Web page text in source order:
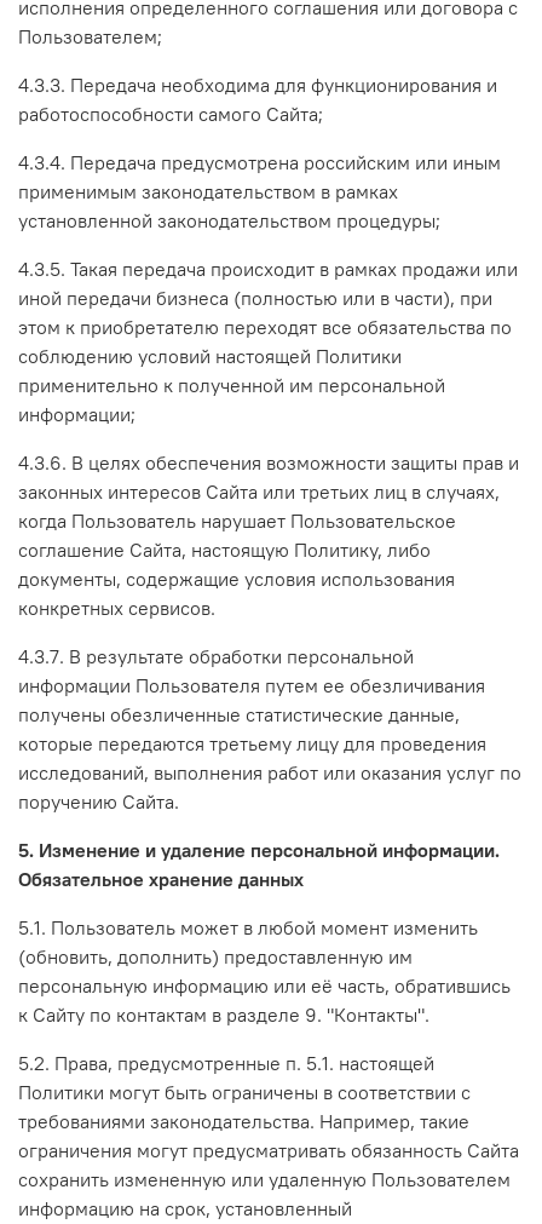
исполнения определенного соглашения или договора с
Пользователем;
4.3.3. Передача необходима для функционирования и
работоспособности самого Сайта;
4.3.4. Передача предусмотрена российским или иным
применимым законодательством в рамках
установленной законодательством процедуры;
4.3.5. Такая передача происходит в рамках продажи или
иной передачи бизнеса (полностью или в части), при
этом к приобретателю переходят все обязательства по
соблюдению условий настоящей Политики
применительно к полученной им персональной
информации;
4.3.6. В целях обеспечения возможности защиты прав и
законных интересов Сайта или третьих лиц в случаях,
когда Пользователь нарушает Пользовательское
соглашение Сайта, настоящую Политику, либо
документы, содержащие условия использования
конкретных сервисов.
4.3.7. В результате обработки персональной
информации Пользователя путем ее обезличивания
получены обезличенные статистические данные,
которые передаются третьему лицу для проведения
исследований, выполнения работ или оказания услуг по
поручению Сайта.
5. Изменение и удаление персональной информации.
Обязательное хранение данных
5.1. Пользователь может в любой момент изменить
(обновить, дополнить) предоставленную им
персональную информацию или её часть, обратившись
к Сайту по контактам в разделе 9. "Контакты".
5.2. Права, предусмотренные п. 5.1. настоящей
Политики могут быть ограничены в соответствии с
требованиями законодательства. Например, такие
ограничения могут предусматривать обязанность Сайта
сохранить измененную или удаленную Пользователем
информацию на срок, установленный